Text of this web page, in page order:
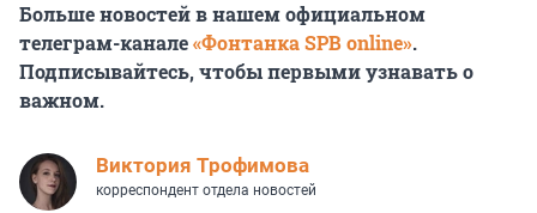
Больше новостей в нашем официальном
телеграм-канале«Фонтанка SPB online».
Подписывайтесь, чтобы первыми узнавать о
важном.
Виктория Трофимова
корреспондент отдела новостей